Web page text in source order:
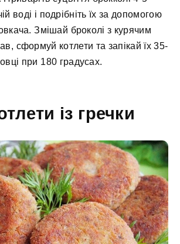
воді і подрібніть їх за допомогою
Змішай броколі з курячим
сформуй котлети та запікай їх 35-
при 180 градусах.
із гречки